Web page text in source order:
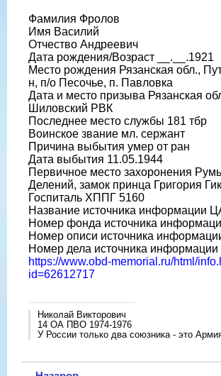
Фамилия Фролов
Имя Василий
Отчество Андреевич
Дата рождения/Возраст __.__.1921
Место рождения Рязанская обл.,
н, п/о Песочье, п. Павловка
Дата и место призыва Рязанская
Шиловский РВК
Последнее место службы 181 тбр
Воинское звание мл. сержант
Причина выбытия умер от ран
Дата выбытия 11.05.1944
Первичное место захоронения
Делений, замок принца Григория
Госпиталь ХППГ 5160
Название источника информации
Номер фонда источника
Номер описи источника
Номер дела источника информации
https://www.obd-memorial.ru/html/
id=62612717
Николай Викторович
14 ОА ПВО 1974-1976
У России только два союзника - это